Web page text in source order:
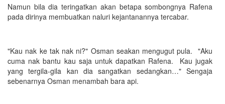
Namun bila dia teringatkan akan betapa sombongnya Rafena
pada dirinya membuatkan naluri kejantanannya tercabar.
"Kau nak ke tak nak ni?" Osman seakan mengugut pula. "Aku
cuma nak bantu kau saja untuk dapatkan Rafena. Kau jugak
yang tergila-gila kan dia sangatkan sedangkan…" Sengaja
sebenarnya Osman menambah bara api.